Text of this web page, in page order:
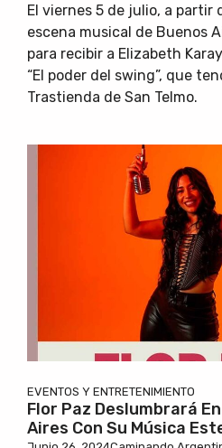
El viernes 5 de julio, a partir
escena musical de Buenos
para recibir a Elizabeth
“El poder del swing”, que
Trastienda de San Telmo.
EVENTOS Y ENTRETENIMIENTO
Flor Paz Deslumbrará
Aires Con Su Música